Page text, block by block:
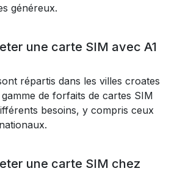
généreux.
une carte SIM avec A1
répartis dans les villes croates
de forfaits de cartes SIM
besoins, y compris ceux
une carte SIM chez